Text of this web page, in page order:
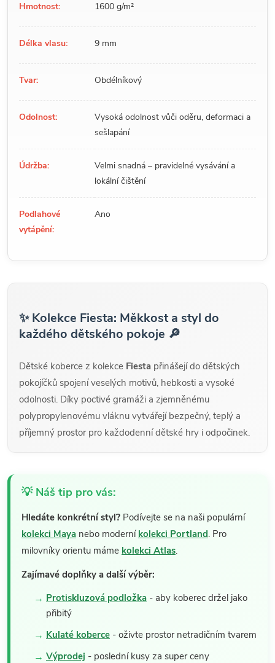
Hmotnost: 1600 g/m²
Délka vlasu: 9 mm
Tvar: Obdélníkový
Odolnost:
Vysoká odolnost vůči oděru, deformaci a
sešlapání
Údržba:
Velmi snadná – pravidelné vysávání a
lokální čištění
Podlahové
vytápění:
Ano
✨ Kolekce Fiesta: Měkkost a styl do
každého dětského pokoje 🔎
Dětské koberce z kolekce Fiesta přinášejí do dětských
pokojíčků spojení veselých motivů, hebkosti a vysoké
odolnosti. Díky poctivé gramáži a zjemněnému
polypropylenovému vláknu vytvářejí bezpečný, teplý a
příjemný prostor pro každodenní dětské hry i odpočinek.
💡 Náš tip pro vás:
Hledáte konkrétní styl? Podívejte se na naši populární
kolekci Maya nebo moderní kolekci Portland. Pro
milovníky orientu máme kolekci Atlas.
Zajímavé doplňky a další výběr:
Protiskluzová podložka - aby koberec držel jako
přibitý
Kulaté koberce - oživte prostor netradičním tvarem
Výprodej - poslední kusy za super ceny